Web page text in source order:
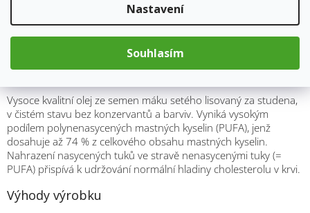
Nastavení
Souhlasím
VIRDE Makový olej 100% 250 ml
Vysoce kvalitní olej ze semen máku setého lisovaný za studena,
v čistém stavu bez konzervantů a barviv. Vyniká vysokým
podílem polynenasycených mastných kyselin (PUFA), jenž
dosahuje až 74 % z celkového obsahu mastných kyselin.
Nahrazení nasycených tuků ve stravě nenasycenými tuky (=
PUFA) přispívá k udržování normální hladiny cholesterolu v krvi.
Výhody výrobku